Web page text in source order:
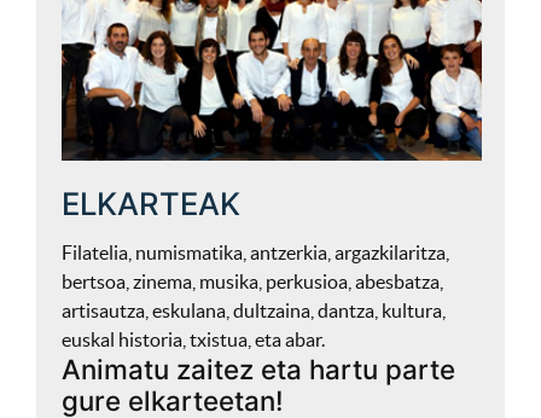
ELKARTEAK
Filatelia, numismatika, antzerkia, argazkilaritza,
bertsoa, zinema, musika, perkusioa, abesbatza,
artisautza, eskulana, dultzaina, dantza, kultura,
euskal historia, txistua, eta abar.
Animatu zaitez eta hartu parte
gure elkarteetan!